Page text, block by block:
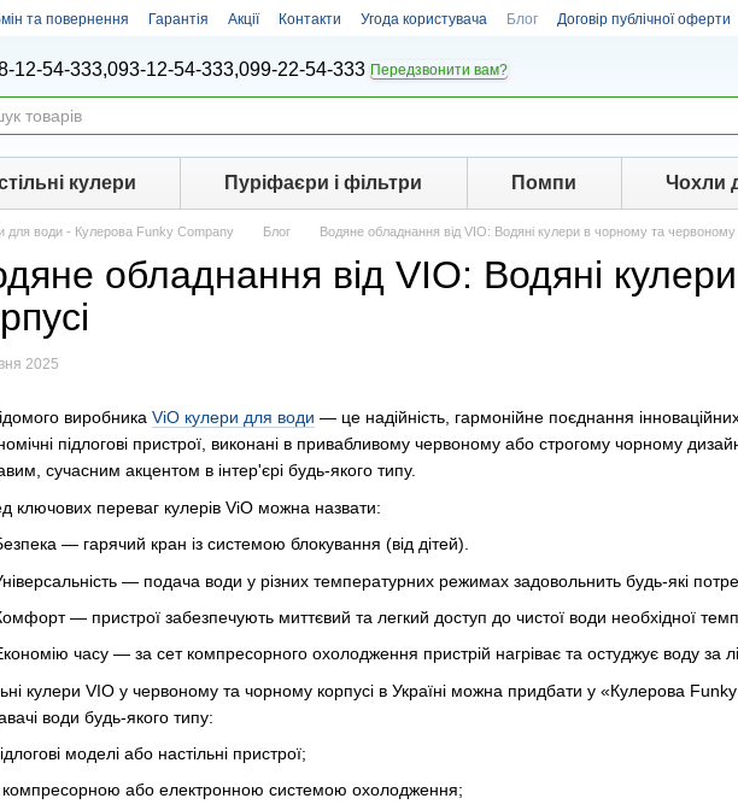
та повернення Гарантія Акції Контакти Угода користувача Блог Договір публічної оферти
12-54-333,093-12-54-333,099-22-54-333 Передзвонити вам?
кулери Пуріфаєри і фільтри Помпи Чохли
для води - Кулерова Funky Company Блог Водяне обладнання від VIO: Водяні кулери в чорному та червоному
обладнання від VIO: Водяні
2025
виробника ViO кулери для води — це надійність, гармонійне поєднання
підлогові пристрої, виконані в привабливому червоному або строгому чорному
сучасним акцентом в інтер'єрі будь-якого типу.
ключових переваг кулерів ViO можна назвати:
— гарячий кран із системою блокування (від дітей).
— подача води у різних температурних режимах задовольнить будь-які
— пристрої забезпечують миттєвий та легкий доступ до чистої води необхідної
часу — за сет компресорного охолодження пристрій нагріває та остуджує воду за
кулери VIO у червоному та чорному корпусі в Україні можна придбати у «Кулерова
води будь-якого типу:
моделі або настільні пристрої;
компресорною або електронною системою охолодження;